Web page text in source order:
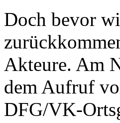
Doch bevor
Akteure. Am
dem Aufruf
DFG/VK-